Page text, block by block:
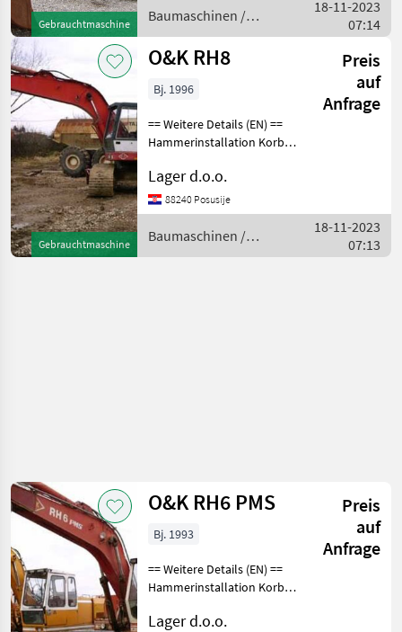
Gebrauchtmaschine
Baumaschinen /
O&K
18-11-2023
07:14
Gebrauchtmaschine
O&K RH8
Preis
auf
Anfrage
Bj. 1996
== Weitere Details (EN) ==
Hammerinstallation Korb
Kettenbagger
Lager d.o.o.
88240 Posusije
Baumaschinen /
O&K
18-11-2023
07:13
O&K RH6 PMS
Preis
auf
Anfrage
Bj. 1993
== Weitere Details (EN) ==
Hammerinstallation Korb
Kettenbagger
Lager d.o.o.